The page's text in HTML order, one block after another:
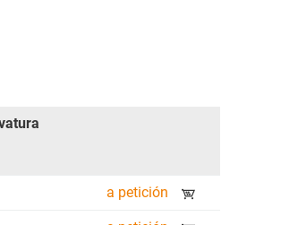
a petición